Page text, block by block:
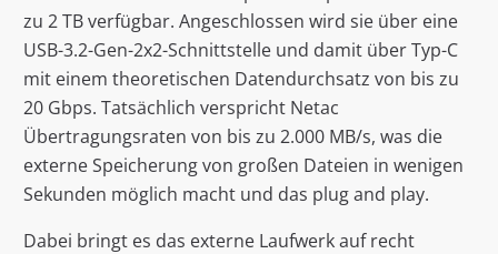
zu 2 TB verfügbar. Angeschlossen wird sie über eine
USB-3.2-Gen-2x2-Schnittstelle und damit über Typ-C
mit einem theoretischen Datendurchsatz von bis zu
20 Gbps. Tatsächlich verspricht Netac
Übertragungsraten von bis zu 2.000 MB/s, was die
externe Speicherung von großen Dateien in wenigen
Sekunden möglich macht und das plug and play.
Dabei bringt es das externe Laufwerk auf recht